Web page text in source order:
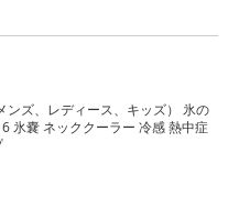
ンズ、レディース、キッズ） 氷の
氷嚢 ネッククーラー 冷感 熱中症